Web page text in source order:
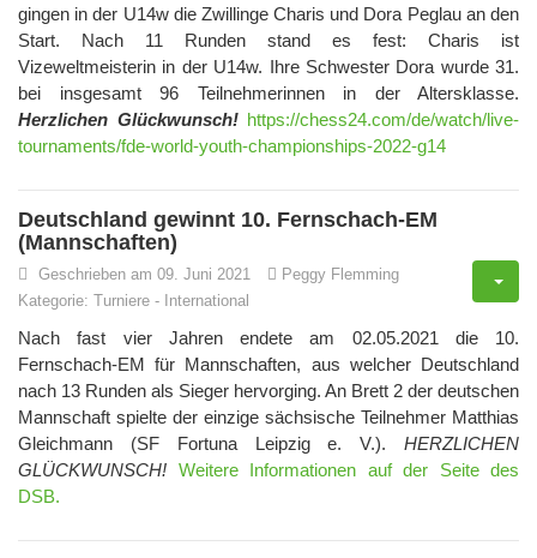
gingen in der U14w die Zwillinge Charis und Dora Peglau an den
Start. Nach 11 Runden stand es fest: Charis ist
Vizeweltmeisterin in der U14w. Ihre Schwester Dora wurde 31.
bei insgesamt 96 Teilnehmerinnen in der Altersklasse.
Herzlichen Glückwunsch! https://chess24.com/de/watch/live-
tournaments/fde-world-youth-championships-2022-g14
Deutschland gewinnt 10. Fernschach-EM
(Mannschaften)
Geschrieben am 09. Juni 2021
Peggy Flemming
Kategorie: Turniere - International
Nach fast vier Jahren endete am 02.05.2021 die 10.
Fernschach-EM für Mannschaften, aus welcher Deutschland
nach 13 Runden als Sieger hervorging. An Brett 2 der deutschen
Mannschaft spielte der einzige sächsische Teilnehmer Matthias
Gleichmann (SF Fortuna Leipzig e. V.). HERZLICHEN
GLÜCKWUNSCH! Weitere Informationen auf der Seite des
DSB.